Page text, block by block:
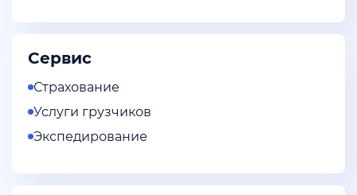
Сервис
Страхование
Услуги грузчиков
Экспедирование